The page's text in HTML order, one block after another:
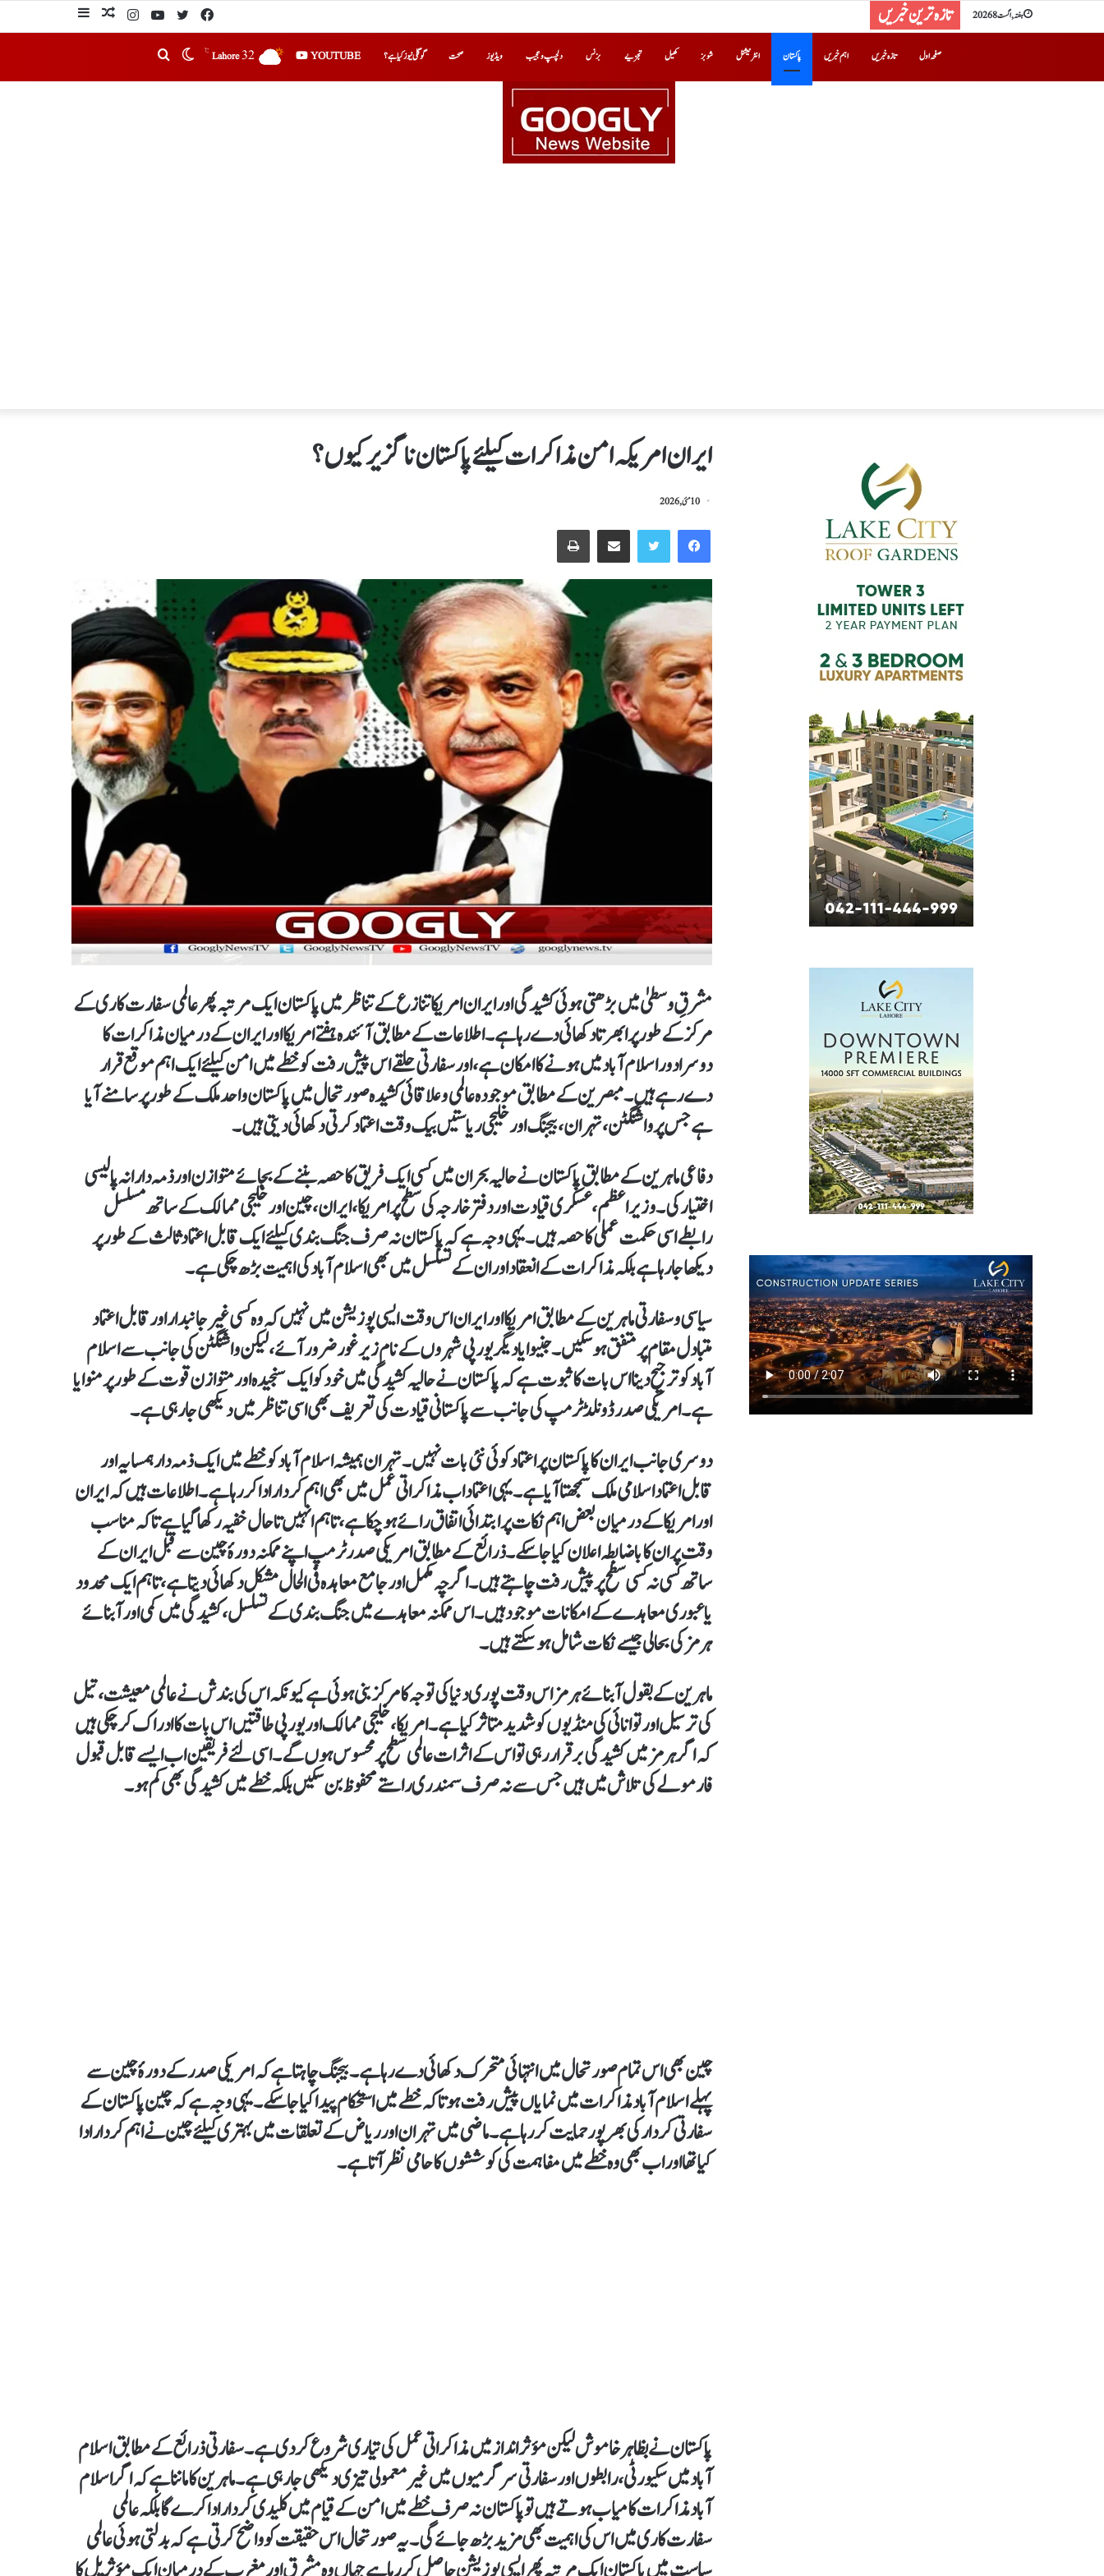
ہفتہ, اگست 8 2026 تازہ ترین خبریں
صفحہ اول تازہ خبریں اہم خبریں پاکستان انٹرنیشنل شوبز کھیل تجزیے بزنس دلچسپ و عجیب ویڈیوز صحت گوگلی نیوز کیا ہے؟ YOUTUBE
Lahore32
℃
ایران امریکہ امن مذاکرات کیلئے پاکستان ناگزیر کیوں؟
10 مئی, 2026
مشرقِ وسطیٰ میں بڑھتی ہوئی کشیدگی اور ایران امریکا تنازع کے تناظر میں پاکستان ایک مرتبہ پھر عالمی سفارت کاری کے
مرکز کے طور پر ابھرتا دکھائی دے رہا ہے۔ اطلاعات کے مطابق آئندہ ہفتے امریکا اور ایران کے درمیان مذاکرات کا
دوسرا دور اسلام آباد میں ہونے کا امکان ہے، اور سفارتی حلقے اس پیش رفت کو خطے میں امن کیلئے ایک اہم موقع قرار
دے رہے ہیں۔ مبصرین کے مطابق موجودہ عالمی و علاقائی کشیدہ صورتحال میں پاکستان واحد ملک کے طور پر سامنے آیا
ہے جس پر واشنگٹن، تہران، بیجنگ اور خلیجی ریاستیں بیک وقت اعتماد کرتی دکھائی دیتی ہیں۔
دفاعی ماہرین کے مطابق پاکستان نے حالیہ بحران میں کسی ایک فریق کا حصہ بننے کے بجائے متوازن اور ذمہ دارانہ پالیسی
اختیار کی۔ وزیراعظم، عسکری قیادت اور دفتر خارجہ کی سطح پر امریکا، ایران، چین اور خلیجی ممالک کے ساتھ مسلسل
رابطے اسی حکمت عملی کا حصہ ہیں۔ یہی وجہ ہے کہ پاکستان نہ صرف جنگ بندی کیلئے ایک قابل اعتماد ثالث کے طور پر
دیکھا جا رہا ہے بلکہ مذاکرات کے انعقاد اور ان کے تسلسل میں بھی اسلام آباد کی اہمیت بڑھ چکی ہے۔
سیاسی و سفارتی ماہرین کے مطابق امریکا اور ایران اس وقت ایسی پوزیشن میں نہیں کہ وہ کسی غیر جانبدار اور قابل اعتماد
متبادل مقام پر متفق ہو سکیں۔ جنیوا یا دیگر یورپی شہروں کے نام زیر غور ضرور آئے، لیکن واشنگٹن کی جانب سے اسلام
آباد کو ترجیح دینا اس بات کا ثبوت ہے کہ پاکستان نے حالیہ کشیدگی میں خود کو ایک سنجیدہ اور متوازن قوت کے طور پر منوایا
ہے۔ امریکی صدر ڈونلڈ ٹرمپ کی جانب سے پاکستانی قیادت کی تعریف بھی اسی تناظر میں دیکھی جا رہی ہے۔
دوسری جانب ایران کا پاکستان پر اعتماد کوئی نئی بات نہیں۔ تہران ہمیشہ اسلام آباد کو خطے میں ایک ذمہ دار ہمسایہ اور
قابل اعتماد اسلامی ملک سمجھتا آیا ہے۔ یہی اعتماد اب مذاکراتی عمل میں بھی اہم کردار ادا کر رہا ہے۔ اطلاعات ہیں کہ ایران
اور امریکا کے درمیان بعض اہم نکات پر ابتدائی اتفاق رائے ہو چکا ہے، تاہم انہیں تاحال خفیہ رکھا گیا ہے تاکہ مناسب
وقت پر ان کا باضابطہ اعلان کیا جا سکے۔ ذرائع کے مطابق امریکی صدر ٹرمپ اپنے ممکنہ دورۂ چین سے قبل ایران کے
ساتھ کسی نہ کسی سطح پر پیش رفت چاہتے ہیں۔ اگرچہ مکمل اور جامع معاہدہ فی الحال مشکل دکھائی دیتا ہے، تاہم ایک محدود
یا عبوری معاہدے کے امکانات موجود ہیں۔ اس ممکنہ معاہدے میں جنگ بندی کے تسلسل، کشیدگی میں کمی اور آبنائے
ہرمز کی بحالی جیسے نکات شامل ہو سکتے ہیں۔
ماہرین کے بقول آبنائے ہرمز اس وقت پوری دنیا کی توجہ کا مرکز بنی ہوئی ہے کیونکہ اس کی بندش نے عالمی معیشت، تیل
کی ترسیل اور توانائی کی منڈیوں کو شدید متاثر کیا ہے۔ امریکا، خلیجی ممالک اور یورپی طاقتیں اس بات کا ادراک کر چکی ہیں
کہ اگر ہرمز میں کشیدگی برقرار رہی تو اس کے اثرات عالمی سطح پر محسوس ہوں گے۔ اسی لئے فریقین اب ایسے قابل قبول
فارمولے کی تلاش میں ہیں جس سے نہ صرف سمندری راستے محفوظ بن سکیں بلکہ خطے میں کشیدگی بھی کم ہو۔
چین بھی اس تمام صورتحال میں انتہائی متحرک دکھائی دے رہا ہے۔ بیجنگ چاہتا ہے کہ امریکی صدر کے دورۂ چین سے
پہلے اسلام آباد مذاکرات میں نمایاں پیش رفت ہو تاکہ خطے میں استحکام پیدا کیا جا سکے۔ یہی وجہ ہے کہ چین پاکستان کے
سفارتی کردار کی بھرپور حمایت کر رہا ہے۔ ماضی میں تہران اور ریاض کے تعلقات میں بہتری کیلئے چین نے اہم کردار ادا
کیا تھا اور اب بھی وہ خطے میں مفاہمت کی کوششوں کا حامی نظر آتا ہے۔
پاکستان نے بظاہر خاموش لیکن مؤثر انداز میں مذاکراتی عمل کی تیاری شروع کر دی ہے۔ سفارتی ذرائع کے مطابق اسلام
آباد میں سکیورٹی، رابطوں اور سفارتی سرگرمیوں میں غیر معمولی تیزی دیکھی جا رہی ہے۔ ماہرین کا ماننا ہے کہ اگر اسلام
آباد مذاکرات کامیاب ہوتے ہیں تو پاکستان نہ صرف خطے میں امن کے قیام میں کلیدی کردار ادا کرے گا بلکہ عالمی
سفارت کاری میں اس کی اہمیت بھی مزید بڑھ جائے گی۔ یہ صورتحال اس حقیقت کو واضح کرتی ہے کہ بدلتی ہوئی عالمی